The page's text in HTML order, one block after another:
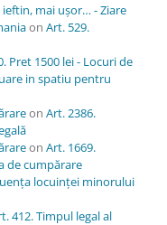
mai ușor… - Ziare
on Art. 529.
Pret 1500 lei - Locuri de
in spatiu pentru
on Art. 2386.
on Art. 1669.
de cumpărare
locuinței minorului
412. Timpul legal al